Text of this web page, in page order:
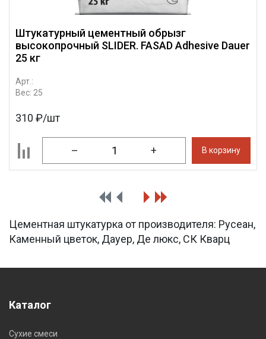
Штукатурный цементный обрызг
высокопрочный SLIDER. FASAD Adhesive Dauer
25 кг
Арт.:
Вес: 25
310 ₽/шт
– + В корзину
Цементная штукатурка от производителя: Русеан,
Каменный цветок, Дауер, Де люкс, СК Кварц
Каталог
Сухие смеси